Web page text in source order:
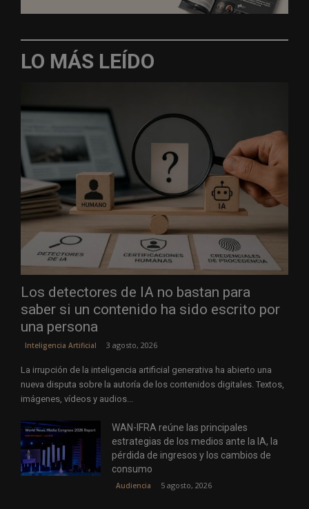
LO MÁS LEÍDO
Los detectores de IA no bastan para
saber si un contenido ha sido escrito por
una persona
Inteligencia Artificial 3 agosto, 2026
La irrupción de la inteligencia artificial generativa ha abierto una
nueva disputa sobre la autoría de los contenidos digitales. Textos,
imágenes, vídeos y audios...
WAN-IFRA reúne las principales
estrategias de los medios ante la IA, la
pérdida de ingresos y los cambios de
consumo
Audiencia 5 agosto, 2026